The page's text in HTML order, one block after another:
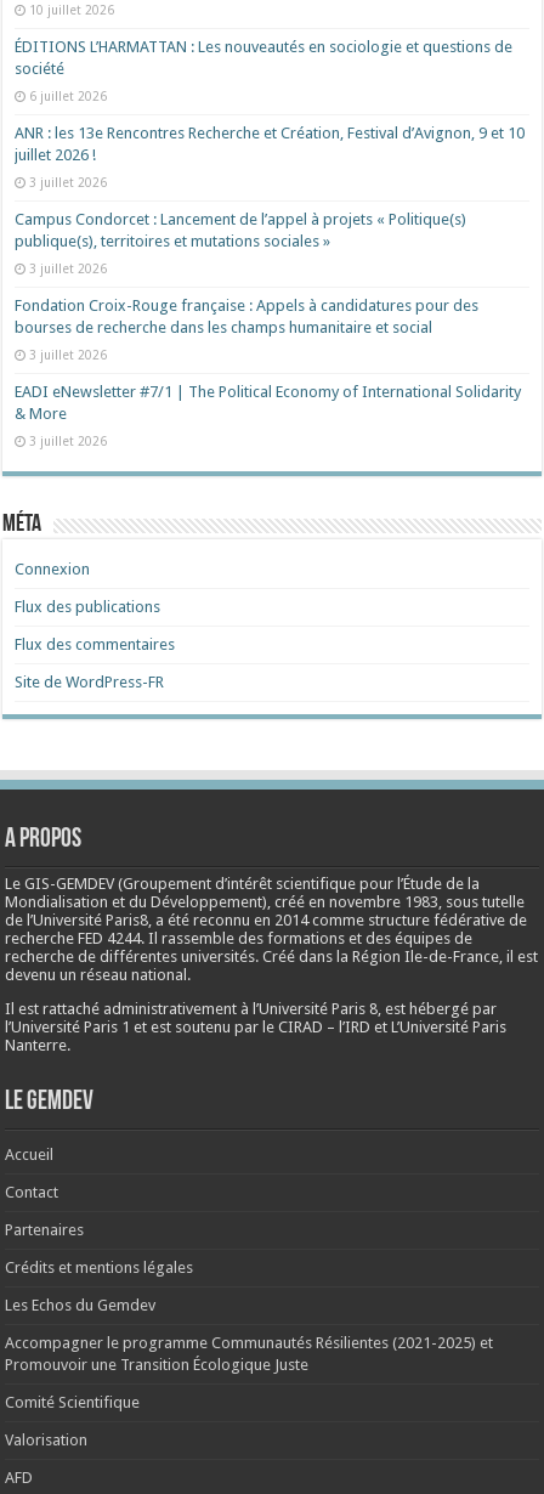
10 juillet 2026
ÉDITIONS L’HARMATTAN : Les nouveautés en sociologie et questions de
société
6 juillet 2026
ANR : les 13e Rencontres Recherche et Création, Festival d’Avignon, 9 et 10
juillet 2026 !
3 juillet 2026
Campus Condorcet : Lancement de l’appel à projets « Politique(s)
publique(s), territoires et mutations sociales »
3 juillet 2026
Fondation Croix-Rouge française : Appels à candidatures pour des
bourses de recherche dans les champs humanitaire et social
3 juillet 2026
EADI eNewsletter #7/1 | The Political Economy of International Solidarity
& More
3 juillet 2026
Méta
Connexion
Flux des publications
Flux des commentaires
Site de WordPress-FR
A propos
Le GIS-GEMDEV (Groupement d’intérêt scientifique pour l’Étude de la
Mondialisation et du Développement), créé ennovembre 1983, sous tutelle
de l’Université Paris8, a été reconnu en 2014 comme structure fédérative de
recherche FED 4244. Il rassemble des formations et des équipes de
recherche de différentes universités. Créé dans la Région Ile-de-France, il est
devenu un réseau national.
Il est rattaché administrativement à l’Université Paris 8, est hébergé par
l’Université Paris 1 et est soutenu par le CIRAD – l’IRD et L’Université Paris
Nanterre.
Le Gemdev
Accueil
Contact
Partenaires
Crédits et mentions légales
Les Echos du Gemdev
Accompagner le programme Communautés Résilientes (2021-2025) et
Promouvoir une Transition Écologique Juste
Comité Scientifique
Valorisation
AFD